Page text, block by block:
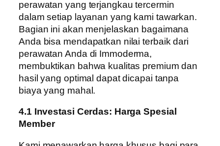
perawatan yang terjangkau tercermin
dalam setiap layanan yang kami tawarkan.
Bagian ini akan menjelaskan bagaimana
Anda bisa mendapatkan nilai terbaik dari
perawatan Anda di Immoderma,
membuktikan bahwa kualitas premium dan
hasil yang optimal dapat dicapai tanpa
biaya yang mahal.
4.1 Investasi Cerdas: Harga Spesial
Member